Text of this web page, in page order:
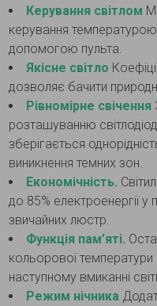
Керування світлом
керування
допомогою пульта.
Якісне світло
дозволяє бачити
Рівномірне свічення
розташуванню
зберігається
виникнення темних зон.
Економічність.
до 85% електроенергії у
звичайних люстр.
Функція пам’яті.
кольорової
наступному вмиканні
Режим нічника